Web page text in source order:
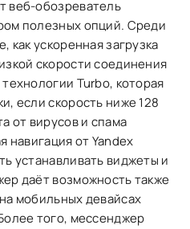
веб-обозреватель
полезных опций. Среди
как ускоренная загрузка
скорости соединения
Turbo, которая
если скорость ниже 128
от вирусов и спама
навигация от Yandex
устанавливать виджеты и
даёт возможность также
мобильных девайсах
того, мессенджер